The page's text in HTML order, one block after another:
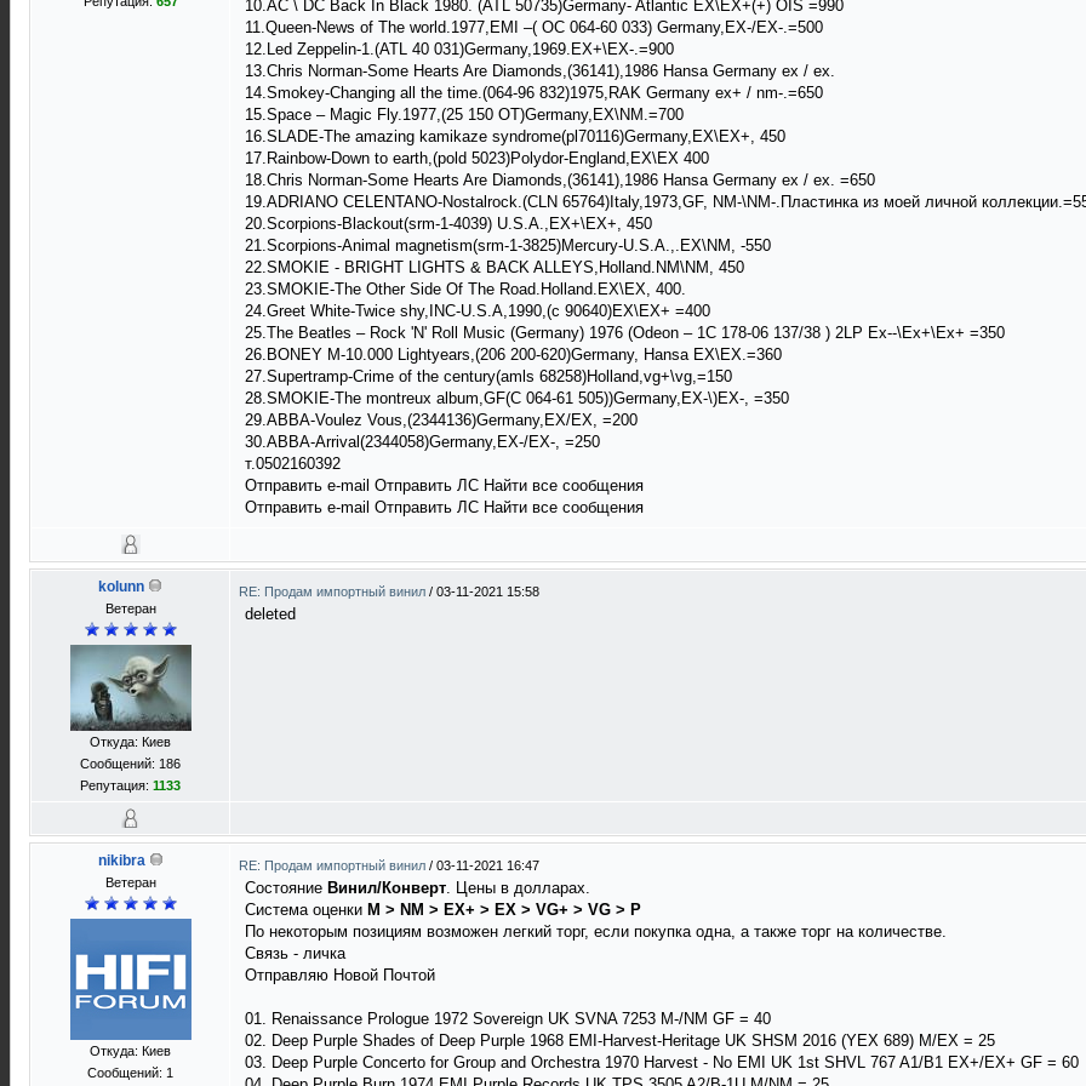
10.AC \ DC Back In Black 1980. (ATL 50735)Germany- Atlantic EX\EX+(+) OIS =990
11.Queen-News of The world.1977,EMI ‎–( OC 064-60 033) Germany,EX-/EX-.=500
12.Led Zeppelin-1.(ATL 40 031)Germany,1969.EX+\EX-.=900
13.Chris Norman-Some Hearts Are Diamonds,(36141),1986 Hansa Germany ex / ex.
14.Smokey-Changing all the time.(064-96 832)1975,RAK Germany ex+ / nm-.=650
15.Space ‎– Magic Fly.1977,(25 150 OT)Germany,EX\NM.=700
16.SLADE-The amazing kamikaze syndrome(pl70116)Germany,EX\EX+, 450
17.Rainbow-Down to earth,(pold 5023)Polydor-England,EX\EX 400
18.Chris Norman-Some Hearts Are Diamonds,(36141),1986 Hansa Germany ex / ex. =650
19.ADRIANO CELENTANO-Nostalrock.(CLN 65764)Italy,1973,GF, NM-\NM-.Пластинка из моей личной
20.Scorpions-Blackout(srm-1-4039) U.S.A.,EX+\EX+, 450
21.Scorpions-Animal magnetism(srm-1-3825)Mercury-U.S.A.,.EX\NM, -550
22.SMOKIE - BRIGHT LIGHTS & BACK ALLEYS,Holland.NM\NM, 450
23.SMOKIE-The Other Side Of The Road.Holland.EX\EX, 400.
24.Greet White-Twice shy,INC-U.S.A,1990,(c 90640)EX\EX+ =400
25.The Beatles ‎– Rock 'N' Roll Music (Germany) 1976 (Odeon ‎– 1C 178-06 137/38 ) 2LP Ex--\Ex+\Ex+ =350
26.BONEY M-10.000 Lightyears,(206 200-620)Germany, Hansa EX\EX.=360
27.Supertramp-Crime of the century(amls 68258)Holland,vg+\vg,=150
28.SMOKIE-The montreux album,GF(C 064-61 505))Germany,EX-\)EX-, =350
29.ABBA-Voulez Vous,(2344136)Germany,EX/EX, =200
30.ABBA-Arrival(2344058)Germany,EX-/EX-, =250
т.0502160392
Отправить e-mail Отправить ЛС Найти все сообщения
Отправить e-mail Отправить ЛС Найти все сообщения
kolunn
Ветеран
Откуда: Киев
Сообщений: 186
Репутация: 1133
RE: Продам импортный винил / 03-11-2021 15:58
deleted
nikibra
Ветеран
Откуда: Киев
Сообщений: 1
RE: Продам импортный винил / 03-11-2021 16:47
Состояние Винил/Конверт. Цены в долларах.
Система оценки M > NM > EX+ > EX > VG+ > VG > P
По некоторым позициям возможен легкий торг, если покупка одна, а также торг на количестве.
Связь - личка
Отправляю Новой Почтой
01. Renaissance Prologue 1972 Sovereign UK SVNA 7253 M-/NM GF = 40
02. Deep Purple Shades of Deep Purple 1968 EMI-Harvest-Heritage UK SHSM 2016 (YEX 689) M/EX = 25
03. Deep Purple Concerto for Group and Orchestra 1970 Harvest - No EMI UK 1st SHVL 767 A1/B1 EX+/EX+ GF = 60